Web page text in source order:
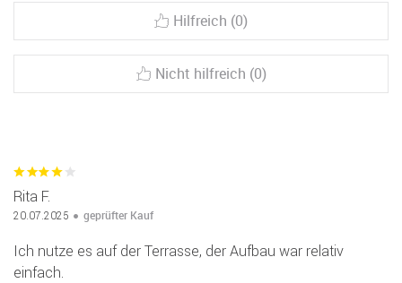
Hilfreich (0)
Nicht hilfreich (0)
Rita F.
20.07.2025 geprüfter Kauf
Ich nutze es auf der Terrasse, der Aufbau war relativ
einfach.